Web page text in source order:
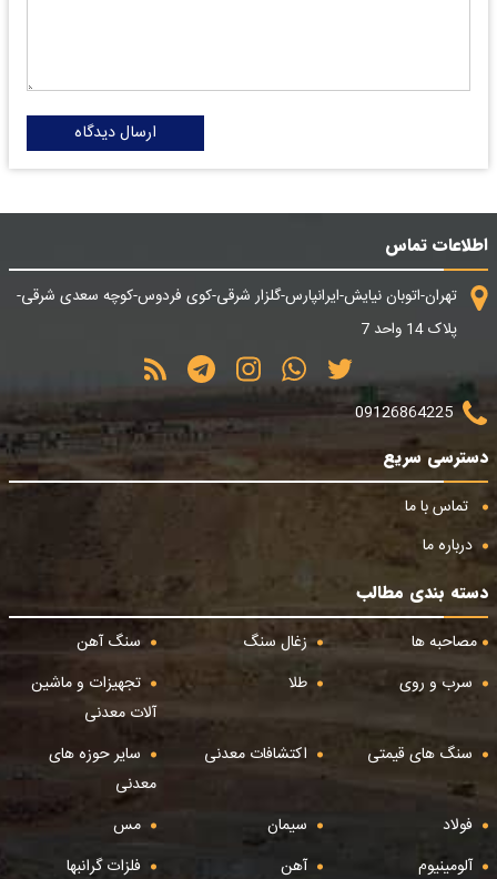
ارسال دیدگاه
اطلاعات تماس
تهران-اتوبان نیایش-ایرانپارس-گلزار شرقی-کوی فردوس-کوچه سعدی شرقی-
پلاک 14 واحد 7
09126864225
دسترسی سریع
تماس با ما
درباره ما
دسته بندی مطالب
مصاحبه ها
زغال سنگ
سنگ آهن
سرب و روی
طلا
تجهیزات و ماشین
آلات معدنی
سنگ های قیمتی
اکتشافات معدنی
سایر حوزه های
معدنی
فولاد
سیمان
مس
آلومینیوم
آهن فلزات گرانبها